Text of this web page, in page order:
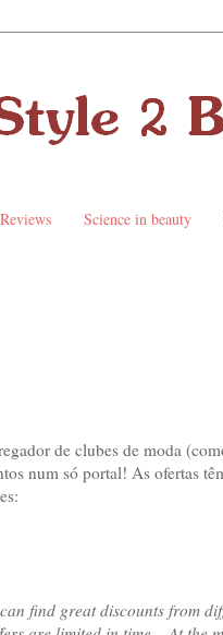
Science in beauty
de clubes de moda
num só portal! As ofertas
find great discounts from